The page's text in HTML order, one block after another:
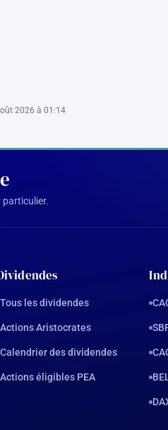
2026 à 01:14
particulier.
Tous les dividendes
Actions Aristocrates
Calendrier des dividendes
Actions éligibles PEA